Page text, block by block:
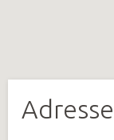
Adresse